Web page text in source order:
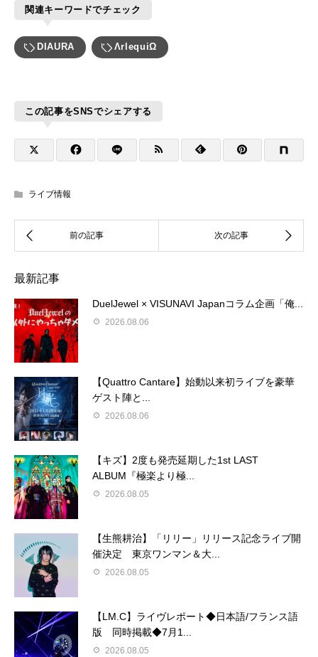
関連キーワードでチェック
DIAURA ΛrlequiΩ
この記事をSNSでシェアする
ライブ情報
最新記事
DuelJewel × VISUNAVI Japanコラム企画「俺...
2026.08.06
【Quattro Cantare】始動以来初ライブを豪華
ゲスト陣と...
2026.08.06
【キズ】2度も発売延期した1st LAST
ALBUM『極楽より極...
2026.08.05
【生熊耕治】「リリー」リリース記念ライブ開
催決定 東京ワンマン＆大...
2026.08.05
【LM.C】ライヴレポート◆日本語/フランス語
版 同時掲載◆7月1...
2026.08.05